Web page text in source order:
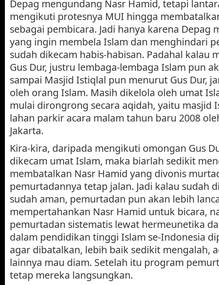
Depag mengundang Nasr Hamid, tetapi
mengikuti protesnya MUI hingga
sebagai pembicara. Jadi hanya karena Depag
yang ingin membela Islam dan menghindari
sudah dikecam habis-habisan. Padahal kalau
Gus Dur, justru lembaga-lembaga Islam pun
sampai Masjid Istiqlal pun menurut Gus Dur,
oleh orang Islam. Masih dikelola oleh umat
mulai dirongrong secara aqidah, yaitu masjid
lahan parkir acara malam tahun baru 2008
Jakarta.
Kira-kira, daripada mengikuti omongan Gus
dikecam umat Islam, maka biarlah sedikit
membatalkan Nasr Hamid yang divonis
pemurtadannya tetap jalan. Jadi kalau sudah
sudah aman, pemurtadan pun akan lebih
mempertahankan Nasr Hamid untuk bicara,
pemurtadan sistematis lewat hermeunetika
dalam pendidikan tinggi Islam se-Indonesia
agar dibatalkan, lebih baik sedikit mengalah,
lainnya mau diam. Setelah itu program
tetap mereka langsungkan.